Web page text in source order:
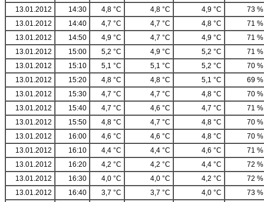
13.01.2012
14:30 4,8 °C 4,8 °C 4,9 °C
73 %
13.01.2012
14:40 4,7 °C 4,7 °C 4,8 °C
71 %
13.01.2012
14:50 4,9 °C 4,7 °C 4,9 °C
71 %
13.01.2012
15:00 5,2 °C 4,9 °C 5,2 °C
71 %
13.01.2012
15:10 5,1 °C 5,1 °C 5,2 °C
70 %
13.01.2012
15:20 4,8 °C 4,8 °C 5,1 °C
69 %
13.01.2012
15:30 4,7 °C 4,7 °C 4,8 °C
70 %
13.01.2012
15:40 4,7 °C 4,6 °C 4,7 °C
71 %
13.01.2012
15:50 4,8 °C 4,7 °C 4,8 °C
70 %
13.01.2012
16:00 4,6 °C 4,6 °C 4,8 °C
70 %
13.01.2012
16:10 4,4 °C 4,4 °C 4,6 °C
71 %
13.01.2012
16:20 4,2 °C 4,2 °C 4,4 °C
72 %
13.01.2012
16:30 4,0 °C 4,0 °C 4,2 °C
72 %
13.01.2012
16:40 3,7 °C 3,7 °C 4,0 °C
73 %